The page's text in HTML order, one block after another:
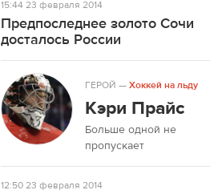
15:4423 февраля 2014
Предпоследнее золото Сочи
досталось России
ГЕРОЙ —Хоккей на льду
Кэри Прайс
Больше одной не
пропускает
12:5023 февраля 2014